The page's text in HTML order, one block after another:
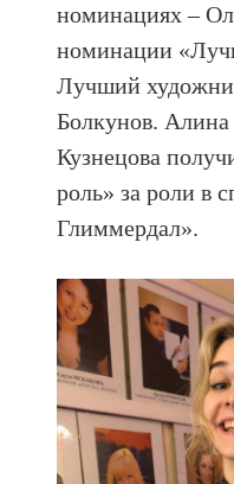
номинациях –
номинации
Лучший
Болкунов. Алина
Кузнецова
роль» за роли в
Глиммердал».